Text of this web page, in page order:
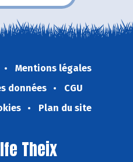
Mentions légales
données
CGU
Plan du site
Theix